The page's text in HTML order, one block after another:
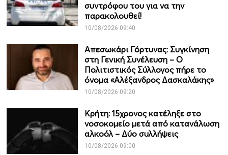
συντρόφου του για να την
παρακολουθεί!
10/08/2026 09:40
Απεσωκάρι Γόρτυνας: Συγκίνηση
στη Γενική Συνέλευση – Ο
Πολιτιστικός Σύλλογος πήρε το
όνομα «Αλέξανδρος Δασκαλάκης»
10/08/2026 09:20
Κρήτη: 15χρονος κατέληξε στο
νοσοκομείο μετά από κατανάλωση
αλκοόλ – Δύο συλλήψεις
10/08/2026 09:00